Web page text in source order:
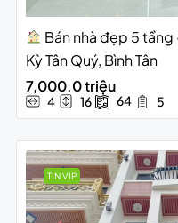
Bán nhà đẹp 5 tầng
Kỳ Tân Quý, Bình Tân
7,000.0 triệu
4 16 64 5
TIN VIP